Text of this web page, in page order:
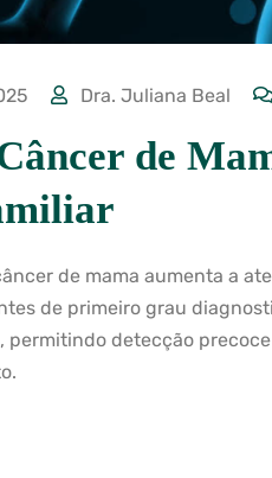
Dra. Juliana Beal
de
de mama aumenta a
de primeiro grau
permitindo detecção